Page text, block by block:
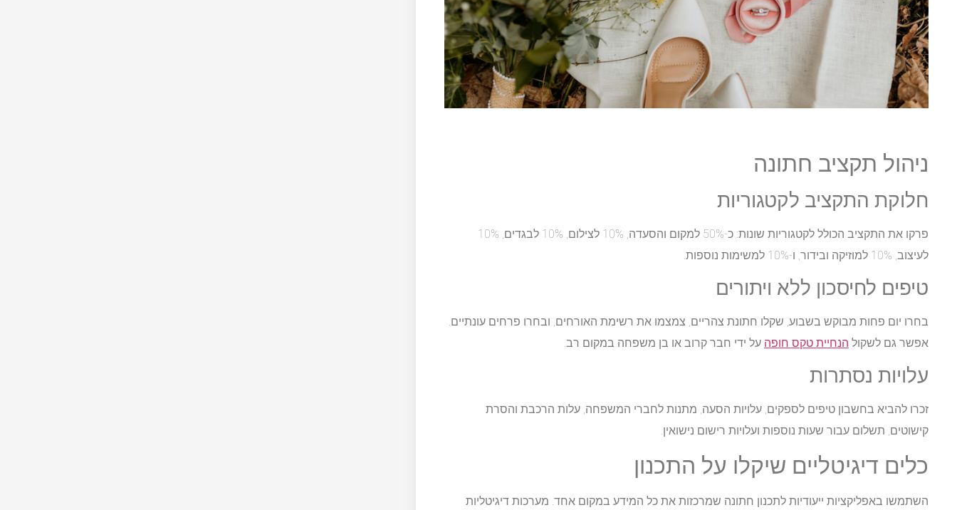
ניהול תקציב חתונה
חלוקת התקציב לקטגוריות
פרקו את התקציב הכולל לקטגוריות שונות: כ-50% למקום והסעדה, 10% לצילום, 10% לבגדים, 10%
לעיצוב, 10% למוזיקה ובידור, ו-10% למשימות נוספות.
טיפים לחיסכון ללא ויתורים
בחרו יום פחות מבוקש בשבוע, שקלו חתונת צהריים, צמצמו את רשימת האורחים, ובחרו פרחים עונתיים.
אפשר גם לשקול הנחיית טקס חופה על ידי חבר קרוב או בן משפחה במקום רב.
עלויות נסתרות
זכרו להביא בחשבון טיפים לספקים, עלויות הסעה, מתנות לחברי המשפחה, עלות הרכבת והסרת
קישוטים, תשלום עבור שעות נוספות ועלויות רישום נישואין.
כלים דיגיטליים שיקלו על התכנון
השתמשו באפליקציות ייעודיות לתכנון חתונה שמרכזות את כל המידע במקום אחד. מערכות דיגיטליות